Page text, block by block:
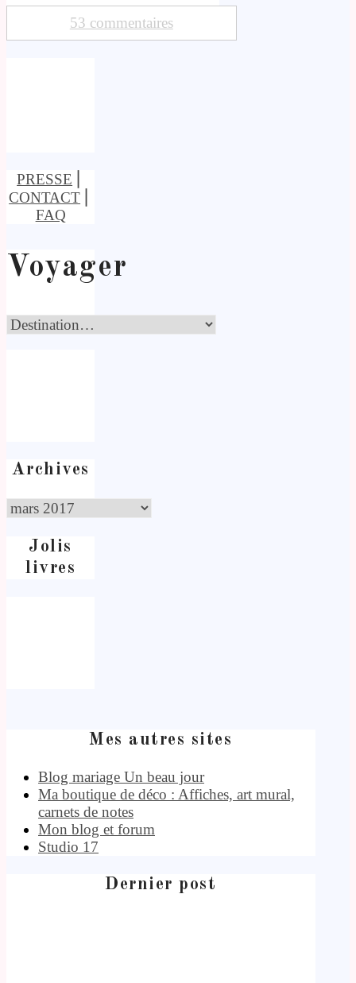
53 commentaires
PRESSE
CONTACT
FAQ
Voyager
Archives
Jolis
livres
Mes autres sites
Blog mariage Un beau jour
Ma boutique de déco : Affiches, art mural,
carnets de notes
Mon blog et forum
Studio 17
Dernier post